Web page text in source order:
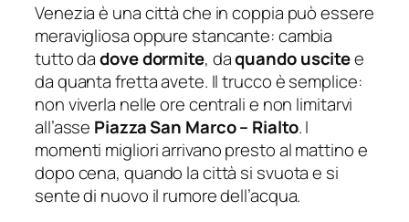
Venezia è una città che in coppia può essere
meravigliosa oppure stancante: cambia
tutto dadove dormite, daquando uscitee
da quanta fretta avete. Il trucco è semplice:
non viverla nelle ore centrali e non limitarvi
all’asse Piazza San Marco – Rialto. I
momenti migliori arrivano presto al mattino e
dopo cena, quando la città si svuota e si
sente di nuovo il rumore dell’acqua.